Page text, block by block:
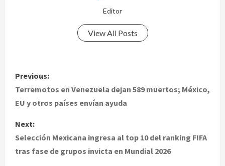
Editor
View All Posts
P
o
t
n
Previous:
Terremotos en Venezuela dejan 589 muertos; México,
EU y otros países envían ayuda
Next:
Selección Mexicana ingresa al top 10 del ranking FIFA
tras fase de grupos invicta en Mundial 2026